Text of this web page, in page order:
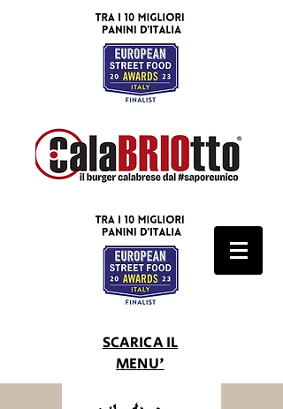
SCARICA IL
MENU'